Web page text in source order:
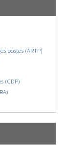
postes (ARTP)
(CDP)